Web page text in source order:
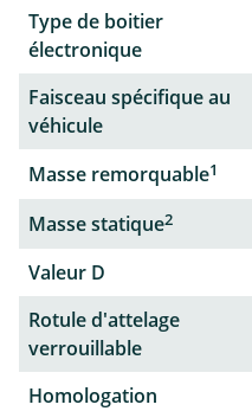
Type de boitier
électronique
Faisceau spécifique au
véhicule
Masse remorquable1
Masse statique2
Valeur D
Rotule d'attelage
verrouillable
Homologation